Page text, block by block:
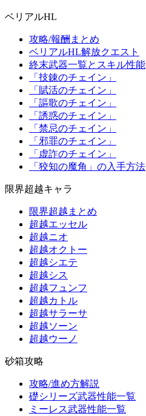
ベリアルHL
攻略/報酬まとめ
ベリアルHL解放クエスト
終末武器一覧とスキル性能
「技錬のチェイン」
「賦活のチェイン」
「謳歌のチェイン」
「誘惑のチェイン」
「禁忌のチェイン」
「邪罪のチェイン」
「虚詐のチェイン」
「狡知の魔角」の入手方法
限界超越キャラ
限界超越まとめ
超越エッセル
超越ニオ
超越オクトー
超越シエテ
超越シス
超越フュンフ
超越カトル
超越サラーサ
超越ソーン
超越ウーノ
砂箱攻略
攻略/進め方解説
礎シリーズ武器性能一覧
ミーレス武器性能一覧